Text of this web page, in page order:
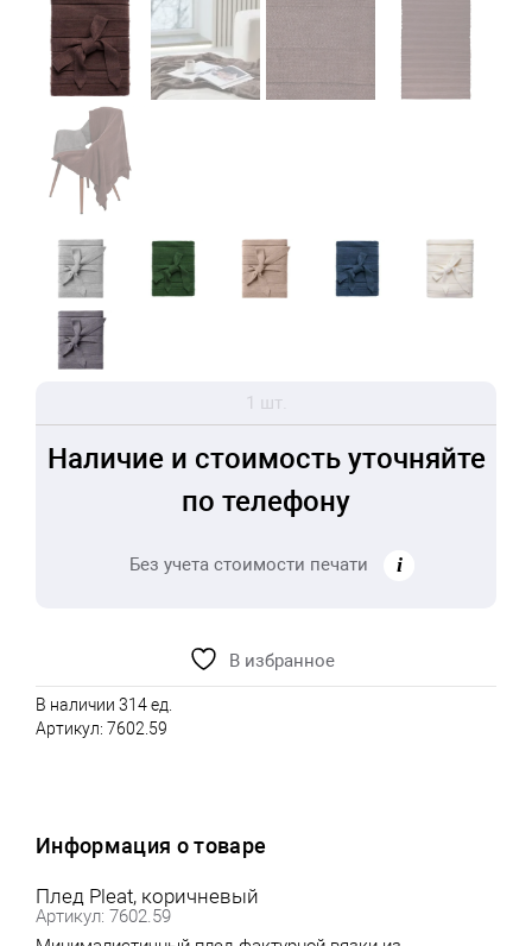
1 шт.
Наличие и стоимость уточняйте
по телефону
Без учета стоимости печати
В избранное
В наличии 314 ед.
Артикул: 7602.59
Информация о товаре
Плед Pleat, коричневый
Артикул: 7602.59